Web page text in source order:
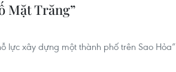
Mặt Trăng”
lực xây dựng một thành phố trên Sao Hỏa”